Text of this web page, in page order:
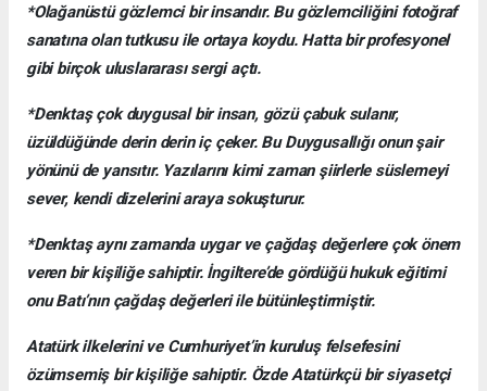
*Olağanüstü gözlemci bir insandır. Bu gözlemciliğini fotoğraf
sanatına olan tutkusu ile ortaya koydu. Hatta bir profesyonel
gibi birçok uluslararası sergi açtı.
*Denktaş çok duygusal bir insan, gözü çabuk sulanır,
üzüldüğünde derin derin iç çeker. Bu Duygusallığı onun şair
yönünü de yansıtır. Yazılarını kimi zaman şiirlerle süslemeyi
sever, kendi dizelerini araya sokuşturur.
*Denktaş aynı zamanda uygar ve çağdaş değerlere çok önem
veren bir kişiliğe sahiptir. İngiltere’de gördüğü hukuk eğitimi
onu Batı’nın çağdaş değerleri ile bütünleştirmiştir.
Atatürk ilkelerini ve Cumhuriyet’in kuruluş felsefesini
özümsemiş bir kişiliğe sahiptir. Özde Atatürkçü bir siyasetçi